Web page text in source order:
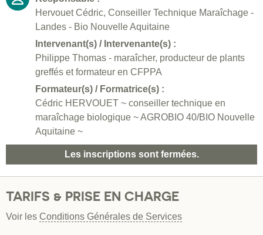
Hervouet Cédric, Conseiller Technique Maraîchage -
Landes - Bio Nouvelle Aquitaine
Intervenant(s) / Intervenante(s) :
Philippe Thomas - maraîcher, producteur de plants
greffés et formateur en CFPPA
Formateur(s) / Formatrice(s) :
Cédric HERVOUET ~ conseiller technique en
maraîchage biologique ~ AGROBIO 40/BIO Nouvelle
Aquitaine ~
Les inscriptions sont fermées.
TARIFS & PRISE EN CHARGE
Voir les Conditions Générales de Services